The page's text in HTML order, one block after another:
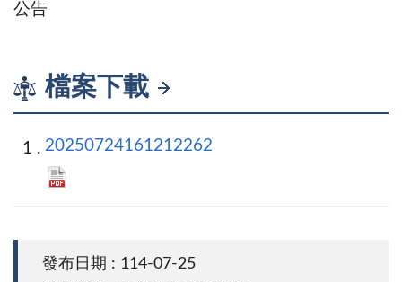
公告
檔案下載
20250724161212262
發布日期 : 114-07-25